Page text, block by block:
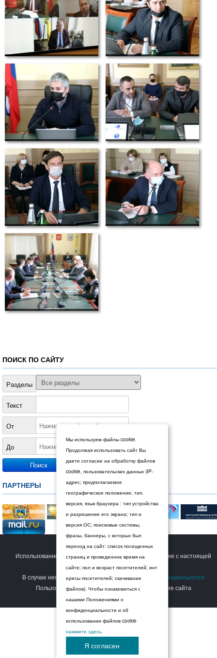
ПОИСК ПО САЙТУ
Разделы
Текст
От
До
ПАРТНЕРЫ
© 2026 Дума Ставропольского края.
Использование сайта Пользователем означает согласие с настоящей
Политикой конфиденциальности
В случае несогласия с условиямиПолитики конфиденциальности
Пользователь должен прекратить использование сайта
Мы используем файлы cookie.
Продолжая использовать сайт Вы
даете согласие на обработку файлов
cookie, пользовательских данных (IP-
адрес; предполагаемое
географическое положение; тип.
версия, язык браузера : тип устройства
и разрешение его экрана; тип и
версия ОС; поисковые системы,
фразы, баннеры, с которых был
переход на сайт: список посещенных
страниц и проведенное время на
сайте; пол и возраст посетителей; инт
ересы посетителей; скачивание
файлов). Чтобы ознакомиться с
нашими Положениями о
конфиденциальности и об
использовании файлов cookie
нажмите здесь.
Я согласен